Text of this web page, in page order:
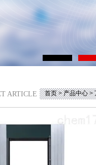
ARTICLE 首页>产品中心>